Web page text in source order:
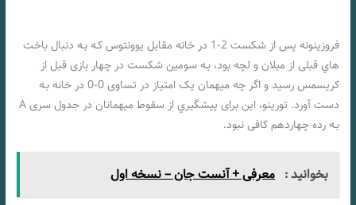
فروزینونه پس از شکست 2-1 در خانه مقابل یوونتوس کـه بـه دنبال باخت
هاي‌ قبلی از میلان و لچه بود، بـه سومین شکست در چهار بازی قبل از
کریسمس رسید و اگر چه میهمان یک امتیاز در تساوی 0-0 در خانه بـه
دست آورد. تورینو، این برای پیشگیري از سقوط میهمانان در جدول سری A
بـه رده چهاردهم کافی نبود.
بخوانید : معرفی + آنست جان – نسخه اول